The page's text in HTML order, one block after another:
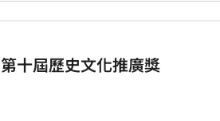
第十屆歷史文化推廣獎